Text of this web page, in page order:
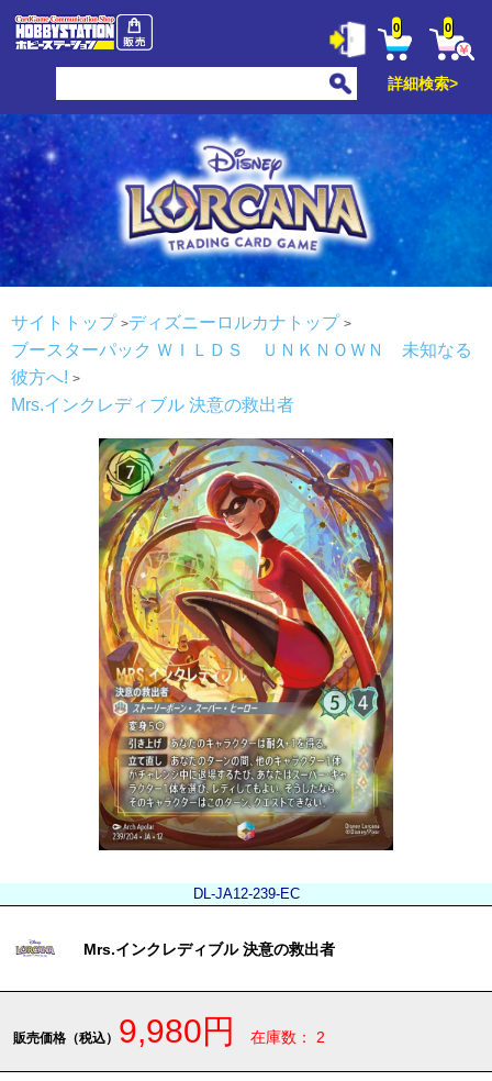
0 0
詳細検索>
サイトトップ
ディズニーロルカナトップ
ブースターパック ＷＩＬＤＳ ＵＮＫＮＯＷＮ 未知なる
彼方へ!
Mrs.インクレディブル 決意の救出者
DL-JA12-239-EC
Mrs.インクレディブル 決意の救出者
販売価格（税込） 9,980円 在庫数： 2